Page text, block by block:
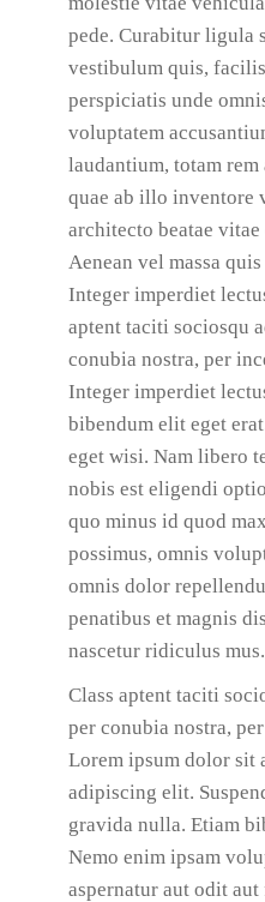
pede. Curabitur ligula
vestibulum quis,
perspiciatis unde
voluptatem
laudantium, totam rem
quae ab illo inventore
architecto beatae
Aenean vel massa
Integer imperdiet
aptent taciti sociosqu
conubia nostra, per
Integer imperdiet
bibendum elit eget
eget wisi. Nam libero
nobis est eligendi
quo minus id quod
possimus, omnis
omnis dolor
penatibus et magnis
nascetur ridiculus mus.
Class aptent taciti
per conubia nostra,
Lorem ipsum dolor sit
adipiscing elit.
gravida nulla. Etiam
Nemo enim ipsam
aspernatur aut odit